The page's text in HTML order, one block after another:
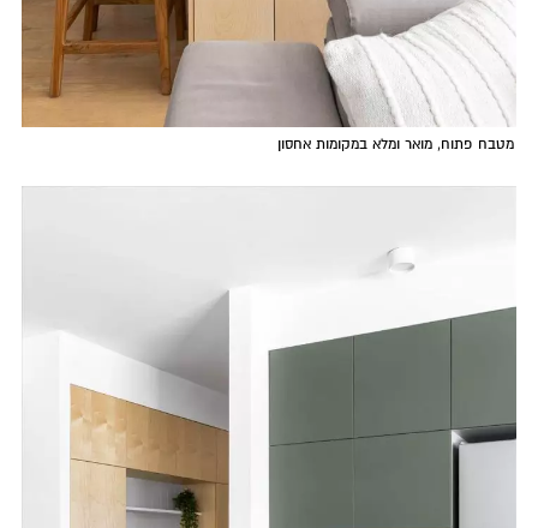
מטבח פתוח, מואר ומלא במקומות אחסון